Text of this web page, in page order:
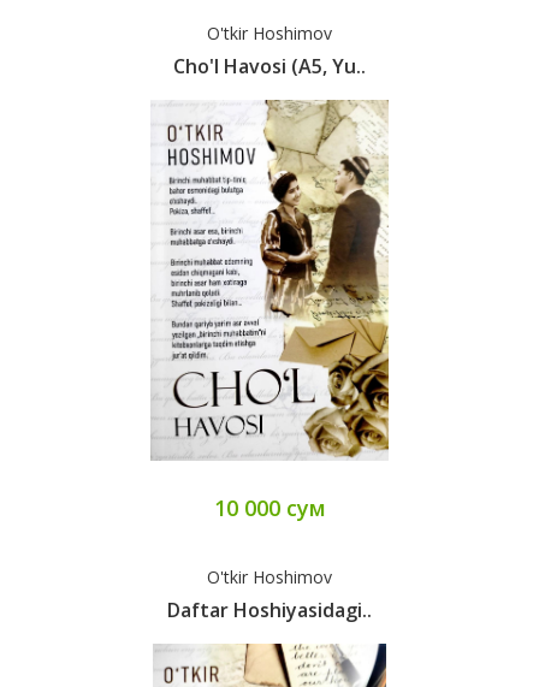
O'tkir Hoshimov
Cho'l Havosi (А5, Yu..
10 000 сум
O'tkir Hoshimov
Daftar Hoshiyasidagi..